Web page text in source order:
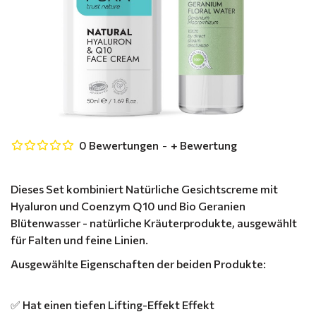
Dieses Set kombiniert Natürliche Gesichtscreme mit
Hyaluron und Coenzym Q10 und Bio Geranien
Blütenwasser - natürliche Kräuterprodukte, ausgewählt
für Falten und feine Linien.
Ausgewählte Eigenschaften der beiden Produkte:
✅ Hat einen tiefen Lifting-Effekt Effekt
0 Bewertungen - + Bewertung